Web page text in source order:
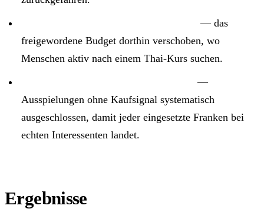
— das
freigewordene Budget dorthin verschoben, wo
Menschen aktiv nach einem Thai-Kurs suchen.
—
Ausspielungen ohne Kaufsignal systematisch
ausgeschlossen, damit jeder eingesetzte Franken bei
echten Interessenten landet.
Ergebnisse